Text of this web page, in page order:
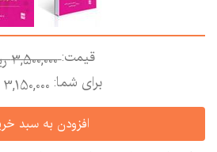
قیمت:3,500,000 ريال
برای شما: 3,150,000 ريال